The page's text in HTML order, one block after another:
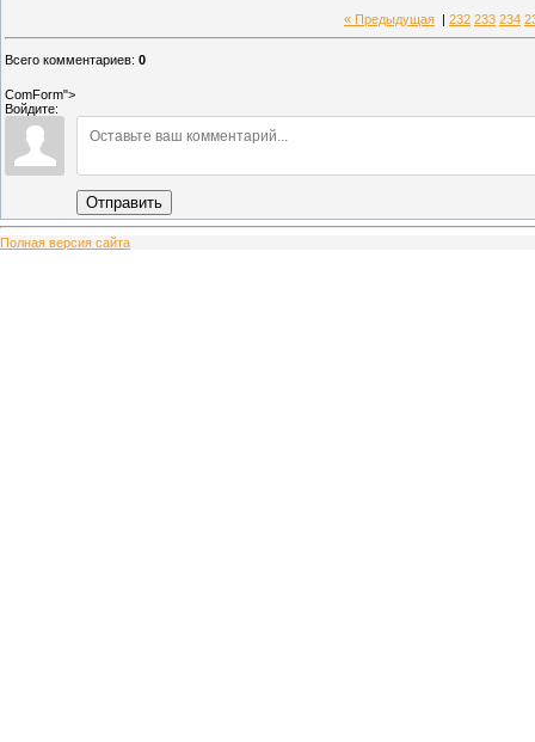
« Предыдущая 232 233 234
Всего комментариев: 0
ComForm">
Войдите:
Отправить
Полная версия сайта